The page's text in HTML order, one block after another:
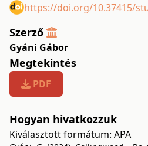
https://doi.org/10.37415/
Szerző
Gyáni Gábor
Megtekintés
PDF
Hogyan hivatkozzuk
Kiválasztott formátum: APA